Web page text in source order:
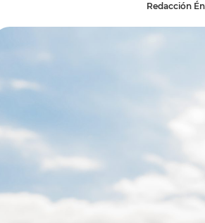
Management
Tecnología
Redacción